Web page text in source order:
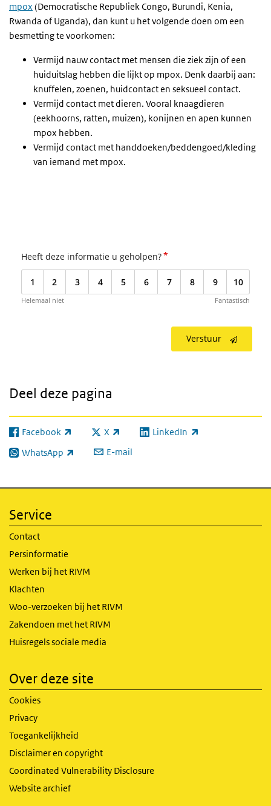
mpox (Democratische Republiek Congo, Burundi, Kenia,
Rwanda of Uganda), dan kunt u het volgende doen om een
besmetting te voorkomen:
Vermijd nauw contact met mensen die ziek zijn of een
huiduitslag hebben die lijkt op mpox. Denk daarbij aan:
knuffelen, zoenen, huidcontact en seksueel contact.
Vermijd contact met dieren. Vooral knaagdieren
(eekhoorns, ratten, muizen), konijnen en apen kunnen
mpox hebben.
Vermijd contact met handdoeken/beddengoed/kleding
van iemand met mpox.
Heeft deze informatie u geholpen?*
1 2 3 4 5 6 7 8 9 10
Helemaal niet Fantastisch
Verstuur
Deel deze pagina
Facebook
(externe link) X
(externe link) LinkedIn
(externe link)
WhatsApp
(externe link) E-mail
Service
Contact
Persinformatie
Werken bij het RIVM
Klachten
Woo-verzoeken bij het RIVM
Zakendoen met het RIVM
Huisregels sociale media
Over deze site
Cookies
Privacy
Toegankelijkheid
Disclaimer en copyright
Coordinated Vulnerability Disclosure
Website archief